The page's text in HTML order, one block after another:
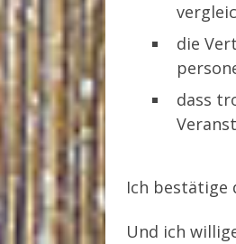
die
dass
Ich bestätige
Und ich